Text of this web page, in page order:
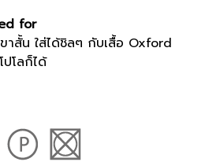
for
าสั้น ใส่ได้ชิลๆ กับเสื้อ Oxford
โลก็ได้